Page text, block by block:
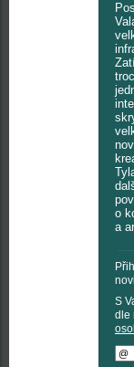
o
a
S
dle